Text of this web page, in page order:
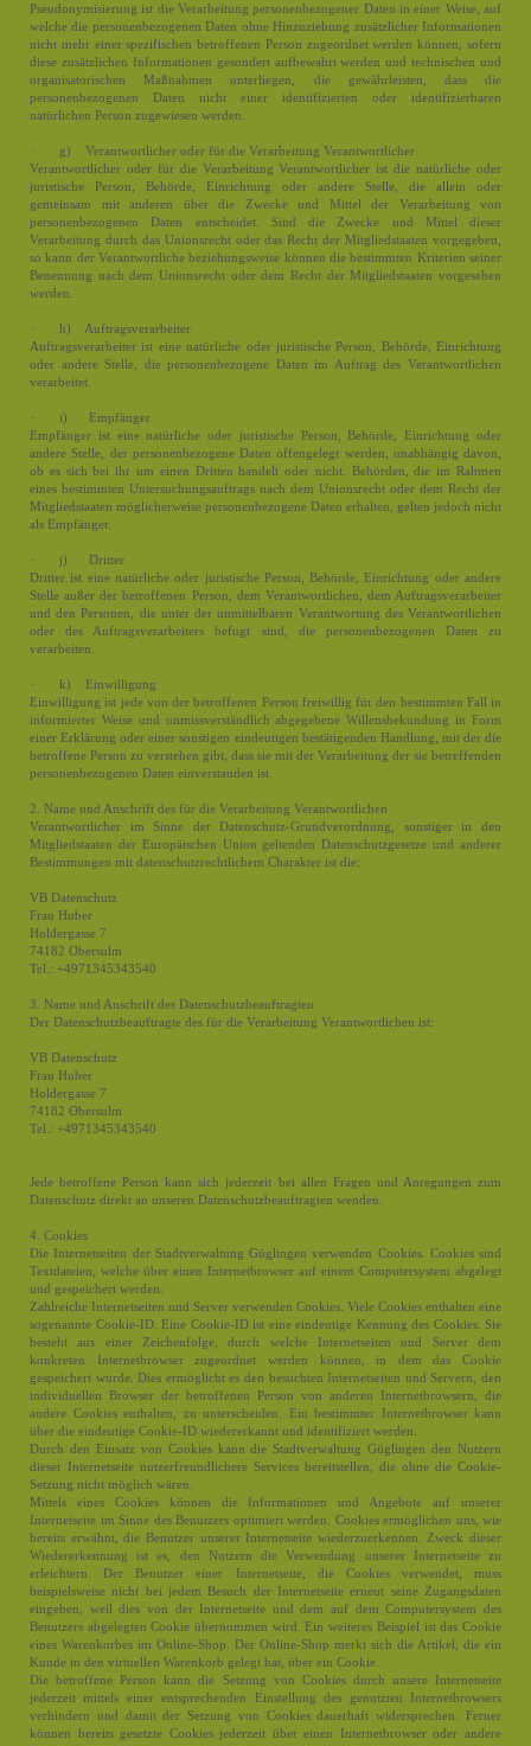
Pseudonymisierung ist die Verarbeitung personenbezogener Daten in einer Weise, auf
welche die personenbezogenen Daten ohne Hinzuziehung zusätzlicher Informationen
nicht mehr einer spezifischen betroffenen Person zugeordnet werden können, sofern
diese zusätzlichen Informationen gesondert aufbewahrt werden und technischen und
organisatorischen Maßnahmen unterliegen, die gewährleisten, dass die
personenbezogenen Daten nicht einer identifizierten oder identifizierbaren
natürlichen Person zugewiesen werden.
· g) Verantwortlicher oder für die Verarbeitung Verantwortlicher
Verantwortlicher oder für die Verarbeitung Verantwortlicher ist die natürliche oder
juristische Person, Behörde, Einrichtung oder andere Stelle, die allein oder
gemeinsam mit anderen über die Zwecke und Mittel der Verarbeitung von
personenbezogenen Daten entscheidet. Sind die Zwecke und Mittel dieser
Verarbeitung durch das Unionsrecht oder das Recht der Mitgliedstaaten vorgegeben,
so kann der Verantwortliche beziehungsweise können die bestimmten Kriterien seiner
Benennung nach dem Unionsrecht oder dem Recht der Mitgliedstaaten vorgesehen
werden.
· h) Auftragsverarbeiter
Auftragsverarbeiter ist eine natürliche oder juristische Person, Behörde, Einrichtung
oder andere Stelle, die personenbezogene Daten im Auftrag des Verantwortlichen
verarbeitet.
· i) Empfänger
Empfänger ist eine natürliche oder juristische Person, Behörde, Einrichtung oder
andere Stelle, der personenbezogene Daten offengelegt werden, unabhängig davon,
ob es sich bei ihr um einen Dritten handelt oder nicht. Behörden, die im Rahmen
eines bestimmten Untersuchungsauftrags nach dem Unionsrecht oder dem Recht der
Mitgliedstaaten möglicherweise personenbezogene Daten erhalten, gelten jedoch nicht
als Empfänger.
· j) Dritter
Dritter ist eine natürliche oder juristische Person, Behörde, Einrichtung oder andere
Stelle außer der betroffenen Person, dem Verantwortlichen, dem Auftragsverarbeiter
und den Personen, die unter der unmittelbaren Verantwortung des Verantwortlichen
oder des Auftragsverarbeiters befugt sind, die personenbezogenen Daten zu
verarbeiten.
· k) Einwilligung
Einwilligung ist jede von der betroffenen Person freiwillig für den bestimmten Fall in
informierter Weise und unmissverständlich abgegebene Willensbekundung in Form
einer Erklärung oder einer sonstigen eindeutigen bestätigenden Handlung, mit der die
betroffene Person zu verstehen gibt, dass sie mit der Verarbeitung der sie betreffenden
personenbezogenen Daten einverstanden ist.
2. Name und Anschrift des für die Verarbeitung Verantwortlichen
Verantwortlicher im Sinne der Datenschutz-Grundverordnung, sonstiger in den
Mitgliedstaaten der Europäischen Union geltenden Datenschutzgesetze und anderer
Bestimmungen mit datenschutzrechtlichem Charakter ist die:
VB Datenschutz
Frau Huber
Holdergasse 7
74182 Obersulm
Tel.: +4971345343540
3. Name und Anschrift des Datenschutzbeauftragten
Der Datenschutzbeauftragte des für die Verarbeitung Verantwortlichen ist:
VB Datenschutz
Frau Huber
Holdergasse 7
74182 Obersulm
Tel.: +4971345343540
Jede betroffene Person kann sich jederzeit bei allen Fragen und Anregungen zum
Datenschutz direkt an unseren Datenschutzbeauftragten wenden.
4. Cookies
Die Internetseiten der Stadtverwaltung Güglingen verwenden Cookies. Cookies sind
Textdateien, welche über einen Internetbrowser auf einem Computersystem abgelegt
und gespeichert werden.
Zahlreiche Internetseiten und Server verwenden Cookies. Viele Cookies enthalten eine
sogenannte Cookie-ID. Eine Cookie-ID ist eine eindeutige Kennung des Cookies. Sie
besteht aus einer Zeichenfolge, durch welche Internetseiten und Server dem
konkreten Internetbrowser zugeordnet werden können, in dem das Cookie
gespeichert wurde. Dies ermöglicht es den besuchten Internetseiten und Servern, den
individuellen Browser der betroffenen Person von anderen Internetbrowsern, die
andere Cookies enthalten, zu unterscheiden. Ein bestimmter Internetbrowser kann
über die eindeutige Cookie-ID wiedererkannt und identifiziert werden.
Durch den Einsatz von Cookies kann die Stadtverwaltung Güglingen den Nutzern
dieser Internetseite nutzerfreundlichere Services bereitstellen, die ohne die Cookie-
Setzung nicht möglich wären.
Mittels eines Cookies können die Informationen und Angebote auf unserer
Internetseite im Sinne des Benutzers optimiert werden. Cookies ermöglichen uns, wie
bereits erwähnt, die Benutzer unserer Internetseite wiederzuerkennen. Zweck dieser
Wiedererkennung ist es, den Nutzern die Verwendung unserer Internetseite zu
erleichtern. Der Benutzer einer Internetseite, die Cookies verwendet, muss
beispielsweise nicht bei jedem Besuch der Internetseite erneut seine Zugangsdaten
eingeben, weil dies von der Internetseite und dem auf dem Computersystem des
Benutzers abgelegten Cookie übernommen wird. Ein weiteres Beispiel ist das Cookie
eines Warenkorbes im Online-Shop. Der Online-Shop merkt sich die Artikel, die ein
Kunde in den virtuellen Warenkorb gelegt hat, über ein Cookie.
Die betroffene Person kann die Setzung von Cookies durch unsere Internetseite
jederzeit mittels einer entsprechenden Einstellung des genutzten Internetbrowsers
verhindern und damit der Setzung von Cookies dauerhaft widersprechen. Ferner
können bereits gesetzte Cookies jederzeit über einen Internetbrowser oder andere